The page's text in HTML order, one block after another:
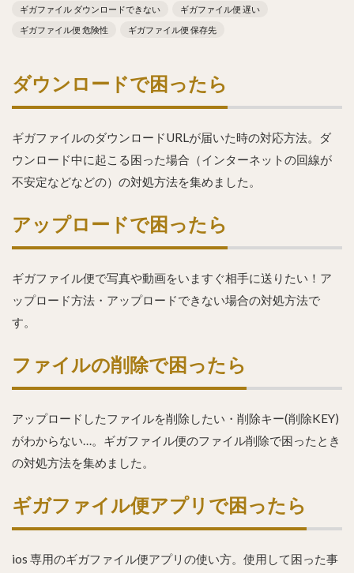
ギガファイル ダウンロードできない
ギガファイル便 遅い
ギガファイル便 危険性
ギガファイル便 保存先
ダウンロードで困ったら
ギガファイルのダウンロードURLが届いた時の対応方法。ダ
ウンロード中に起こる困った場合（インターネットの回線が
不安定などなどの）の対処方法を集めました。
アップロードで困ったら
ギガファイル便で写真や動画をいますぐ相手に送りたい！ア
ップロード方法・アップロードできない場合の対処方法で
す。
ファイルの削除で困ったら
アップロードしたファイルを削除したい・削除キー(削除KEY)
がわからない…。ギガファイル便のファイル削除で困ったとき
の対処方法を集めました。
ギガファイル便アプリで困ったら
ios 専用のギガファイル便アプリの使い方。使用して困った事